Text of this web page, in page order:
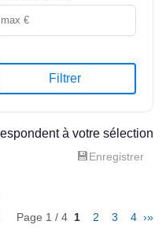
Filtrer
à votre sélection
💾Enregistrer
Page 1 / 4 1 2 3 4 ›»